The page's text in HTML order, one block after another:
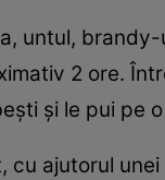
untul,
2 ore.
şi le pui pe
ajutorul